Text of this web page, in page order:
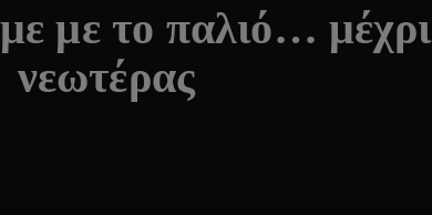
με το παλιό… μέχρι
νεωτέρας